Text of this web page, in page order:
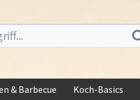
& Barbecue Koch-Basics